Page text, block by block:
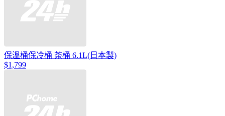
保溫桶保冷桶 茶桶 6.1L(日本製)
$1,799